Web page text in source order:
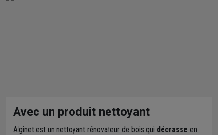
Avec un produit nettoyant
Alginet est un nettoyant rénovateur de bois qui décrasse en